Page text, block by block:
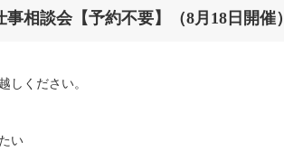
相談会【予約不要】（8月18日開催）
しください。
い